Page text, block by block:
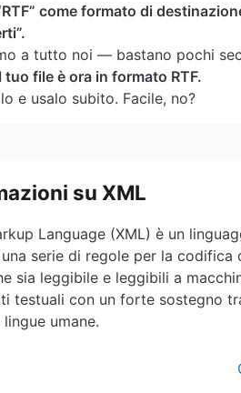
come formato di
a tutto noi — bastano pochi
tuo file è ora in formato RTF.
e usalo subito. Facile, no?
su XML
Language (XML) è un
serie di regole per la codifica
sia leggibile e leggibili a
testuali con un forte sostegno
umane.